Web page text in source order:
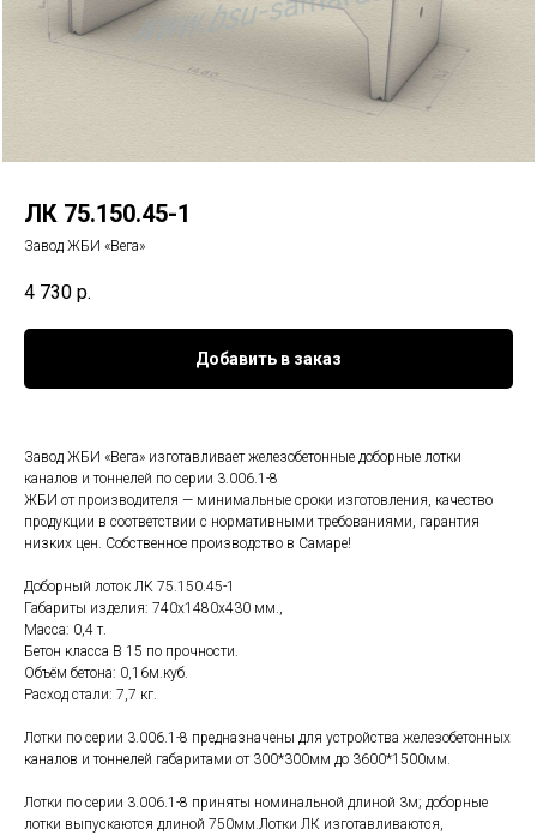
ЛК 75.150.45-1
Завод ЖБИ «Вега»
4 730 р.
Добавить в заказ
Завод ЖБИ «Вега» изготавливает железобетонные доборные лотки
каналов и тоннелей по серии 3.006.1-8
ЖБИ от производителя — минимальные сроки изготовления, качество
продукции в соответствии с нормативными требованиями, гарантия
низких цен. Собственное производство в Самаре!
Доборный лоток ЛК 75.150.45-1
Габариты изделия: 740x1480x430 мм.,
Масса: 0,4 т.
Бетон класса B 15 по прочности.
Объём бетона: 0,16м.куб.
Расход стали: 7,7 кг.
Лотки по серии 3.006.1-8 предназначены для устройства железобетонных
каналов и тоннелей габаритами от 300*300мм до 3600*1500мм.
Лотки по серии 3.006.1-8 приняты номинальной длиной 3м; доборные
лотки выпускаются длиной 750мм.Лотки ЛК изготавливаются,